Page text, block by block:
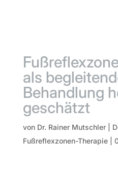
als
Behandlung
geschätzt
von Dr. Rainer Mutschler|
Fußreflexzonen-Therapie|